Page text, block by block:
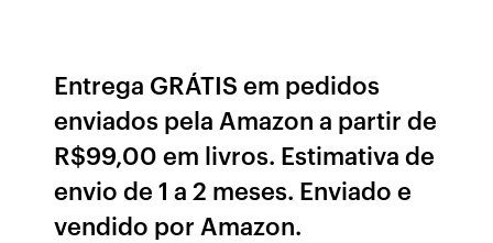
Entrega GRÁTIS em pedidos
enviados pela Amazon a partir de
R$99,00 em livros. Estimativa de
envio de 1 a 2 meses. Enviado e
vendido por Amazon.